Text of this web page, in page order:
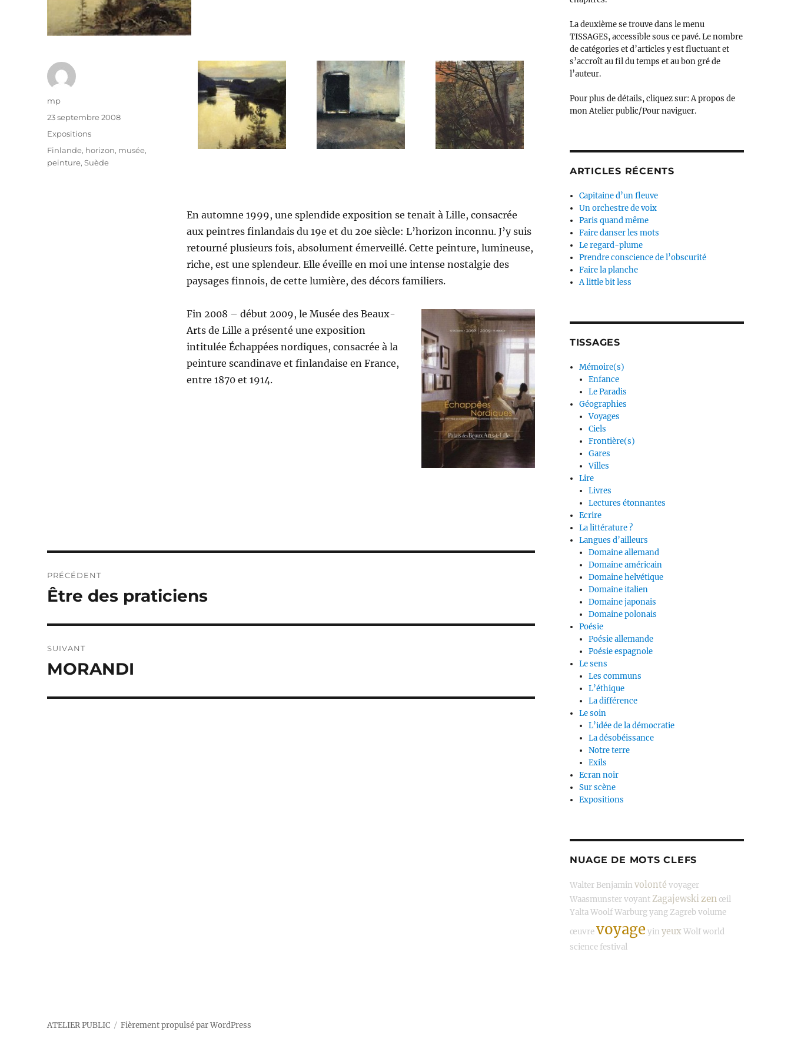
En automne 1999, une splendide exposition se tenait à Lille, consacrée
aux peintres finlandais du 19e et du 20e siècle: L’horizon inconnu. J’y suis
retourné plusieurs fois, absolument émerveillé. Cette peinture, lumineuse,
riche, est une splendeur. Elle éveille en moi une intense nostalgie des
paysages finnois, de cette lumière, des décors familiers.
Fin 2008 – début 2009, le Musée des Beaux-
Arts de Lille a présenté une exposition
intitulée Échappées nordiques, consacrée à la
peinture scandinave et finlandaise en France,
entre 1870 et 1914.
Auteur
mp
Publié
23 septembre 2008
Catégories
Expositions
Étiquettes
Finlande, horizon, musée,
peinture,Suède
de
PRÉCÉDENT
Publication
Être des praticiens
SUIVANT
Publication
MORANDI
La deuxième se trouve dans le menu
TISSAGES, accessible sous ce pavé. Le nombre
de catégories et d’articles y est fluctuant et
s’accroît au fil du temps et au bon gré de
l’auteur.
Pour plus de détails, cliquez sur: A propos de
mon Atelier public/Pour naviguer.
ARTICLES RÉCENTS
Capitaine d’un fleuve
Un orchestre de voix
Paris quand même
Faire danser les mots
Le regard-plume
Prendre conscience de l’obscurité
Faire la planche
A little bit less
TISSAGES
Mémoire(s)
Enfance
Le Paradis
Géographies
Voyages
Ciels
Frontière(s)
Gares
Villes
Lire
Livres
Lectures étonnantes
Ecrire
La littérature ?
Langues d’ailleurs
Domaine allemand
Domaine américain
Domaine helvétique
Domaine italien
Domaine japonais
Domaine polonais
Poésie
Poésie allemande
Poésie espagnole
Le sens
Les communs
L’éthique
La différence
Le soin
L’idée de la démocratie
La désobéissance
Notre terre
Exils
Ecran noir
Sur scène
Expositions
NUAGE DE MOTS CLEFS
Walter Benjamin volonté voyager
WaasmunstervoyantZagajewskizen œil
YaltaWoolfWarburgyang Zagrebvolume
œuvrevoyage yin yeuxWolfworld
science festival
ATELIER PUBLIC Fièrement propulsé par WordPress